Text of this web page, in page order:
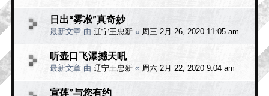
日出“雾凇”真奇妙
最新文章 由 辽宁王忠新 « 周三 2月 26, 2020 11:05 am
听壶口飞瀑撼天吼
最新文章 由 辽宁王忠新 « 周六 2月 22, 2020 9:04 am
宣莲”与您有约